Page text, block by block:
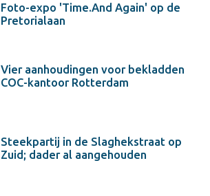
Foto-expo 'Time.And Again' op de
Pretorialaan
Vier aanhoudingen voor bekladden
COC-kantoor Rotterdam
Steekpartij in de Slaghekstraat op
Zuid; dader al aangehouden